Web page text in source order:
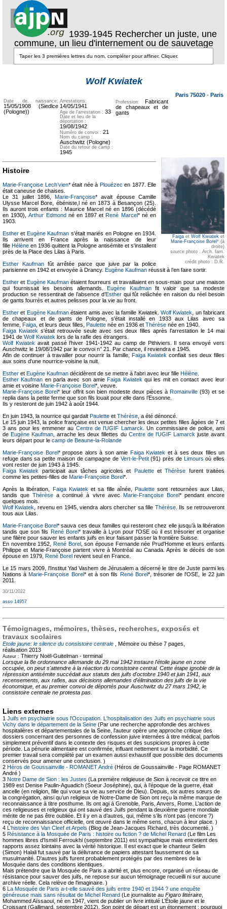
1939-1945 Rechercher un juste, une
commune, un lieu d'internement ou de sauvetage
Wolf Kwiatek
Paris 75020 - Paris
Date de naissance:
15/05/1908 (Siedlce
(Pologne))
Arrestations:
14/05/1941
Age de l'arrestation : 33
Date et lieu de la
déportation :
19/08/1942
Numéro de convoi : 21
Nom du camp :
Auschwitz (Pologne)
Date du retour de camp :
1945
Profession: Fabricant
de chapeaux et de
gants
Faiga et Wolf Kwiatek et
Marie-Françoise Borel * (à
droite)
source photo : Arch. fam.
Kwiatek
crédit photo : D.R.
Histoire
Marie-Françoise Lech’vien* était née à Plouézec en 1877. Elle
était caneuse de chaises.
Le 31 juillet 1896,Marie-Françoise* avait épouse Camille
Ulysse Marcel Bore, ébéniste,l né en 1873 à Besançon (25).
Ils auront trois enfants : Maurice Marcel né en 1896 (décédé
en 1930),Arthur Edmondné en 1897 etRené Marcel* né en
1903.
Esther et Eugène Kaufman s'était mariés en Pologne en 1934.
Ils arrivent en France après la naissance de leur
filleHélène en 1936 quittent la Pologne antisémite et s'installent
près de la Place des Lilas à Paris.
Esther Kaufmanfût arrêtée parce que juive par la police
parisienne en 1942 et envoyée à Drancy. Eugène Kaufman réussit à l’en faire sortir.
Esther et Eugène Kaufmanétaient fourreurs et travaillaient en sous-main pour une maison
qui fournissait les besoins allemands.Eugène Kaufmanfit valoir que sa modeste
production se ressentirait de l’absence d’Estherqui fût relâchée en raison du réel besoin
de gants fourrés et autres pelisses pour la vie au front.
Esther et Eugène Kaufmanétaient amis avec la famille Kwiatek.Wolf Kwiatek
, un fabricant
de chapeaux et de gants de Pologne, s'était installé en 1933 aux Lilas avec sa
femme, Faiga , et leurs deux filles, Paulette née en 1936 et Thérèse née en 1940.
Faiga Kwiatek s'était retrouvée seule avec ses deux filles après l'arrestation le 14 mai
1941 de Wolf Kwiatek lors de la rafle des étrangers.
Wolf Kwiatek avait passé l’hiver 1941-1942 au camp de Pithiviers. Il sera envoyé vers
Auschwitz le 19/08/1942 par le convoi n° 21. Par chance, il reviendra e 1945.
Afin de continuer à travailler pour nourrir la famille, Faiga Kwiatek confiait ses deux filles
aux soins d'une nourrice-voisine la nuit.
Esther et Eugène Kaufman décidèrent de se mettre à l'abri avec leur fille Hélène
Esther Kaufman en parla avec son amieFaiga Kwiatek qui les mit en contact avec leur
amie et voisine Marie-Françoise Borel*, veuve.
Marie-Françoise Borel* leur offrit son bien modeste deux pièces à Romainville (93) et se
replia dans la petite ferme que son fils louait pour elle dans l’Essonne.
Ils y resteront de juin 1942 à août 1944.
En juin 1943, la nourrice qui gardait Paulette et Thérèse , a été dénoncé.
Le 15 juin 1943, la police française est venue chercher les deux petites filles âgées de 7 et
3 ans pour les emmener au Centre de l'UGIF Lamarck . Un commissaire de police, ami
deEugène Kaufman , arrache les deux fillettes du Centre de l'UGIF Lamarck juste avant
leurs départ pour le camp de Beaune-la-Rolande
Marie-Françoise Borel* propose alors à son amie Faiga Kwiatek et à ses deux filles un
refuge dans sa petite maison de campagne de Vert-le-Petit(91) près de Limours où elles
vont rester de juin 1943 à 1945.
Faiga Kwiatek
participait aux tâches agricoles et PauletteetThérèse furent traitées
comme les petites-filles de Marie-Françoise Borel*.
Après la libération, Faiga Kwiatek et sa fille aînée,Paulette sont retournées aux Lilas,
tandis queThérèse a continué à vivre avec Marie-Françoise Borel* pendant encore
quelques mois.
Wolf Kwiatek
, revenu en 1945, viendra alors chercher sa fille Thérèse. Ils se retrouveront
tous aux Lilas.
Marie-Françoise Borel* sauva ces deux familles qui resteront chez elle jusqu’à la libération
tandis que son fils René Borel* travaille à Lyon pour l'OSE où il est trésorier et organise
une filière pour sauver les enfants juifs en leur faisant passer la frontière Suisse.
En novembre 1952, René Borel, son épouse Fernande née Prud'Homme et leurs enfants
Philippe et Marie-Françoise partent vivre à Montréal au Canada. Après le décès de son
épouse en 1979, René Borel revient seul en France.
Le 15 mars 2009, l'Institut Yad Vashem de Jérusalem a décerné le titre de Juste parmi les
Nations àMarie-Françoise Borel* et à son fils René Borel*, trésorier de l'OSE, le 22 juin
2011.
30/11/2022
asso 14957
Témoignages, mémoires, thèses, recherches, exposés et
travaux scolaires
Etoile jaune: le silence du consistoire centrale , Mémoire ou thèse 7 pages,
réalisation 2013
Auteur : Thierry Noël-Guitelman - terminal
Lorsque la 8e ordonnance allemande du 29 mai 1942 instaure l'étoile jaune en zone
occupée, on peut s'attendre à la réaction du consistoire central. Cette étape ignoble de la
répression antisémite succédait aux statuts des juifs d'octobre 1940 et juin 1941, aux
recensements, aux rafles, aux décisions allemandes d'élimination des juifs de la vie
économique, et au premier convoi de déportés pour Auschwitz du 27 mars 1942, le
consistoire centrale ne protesta pas.
Liens externes
1 Juifs en psychiatrie sous l'Occupation. L'hospitalisation des Juifs en psychiatrie sous
Vichy dans le département de la Seine (Par une recherche approfondie des archives
hospitalières et départementales de la Seine, l'auteur opère une approche critique des
dossiers concernant des personnes de confession juive internées à titre médical, parfois
simplement préventif dans le contexte des risques et des suspicions propres à cette
période. La pénurie alimentaire est confirmée, influant nettement sur la morbidité. Ce
premier travail sera complété par un examen aussi exhaustif que possible des documents
conservés pour amener une conclusion. )
2 Héros de Goussainville - ROMANET André (Héros de Goussainville - Page ROMANET
André )
3 Notre Dame de Sion : les Justes (La première religieuse de Sion à recevoir ce titre en
1989 est Denise Paulin-Aguadich (Soeur Joséphine), qui, à l’époque de la guerre, était
ancelle (en religion, fille qui voue sa vie au service de Dieu). Depuis, six autres sœurs de
la congrégation, ainsi qu’un religieux de Notre-Dame de Sion ont reçu la même marque de
reconnaissance à titre posthume. Ils ont agi à Grenoble, Paris, Anvers, Rome. L’action de
ces religieuses et religieux qui ont sauvé des Juifs pendant la deuxième guerre mondiale
mérite de ne pas être oubliée. Et il y en a d’autres, qui, même s’ils n’ont pas (encore ?)
reçu de reconnaissance officielle, ont œuvré dans le même sens, chacun à leur place. )
4 L'histoire des Van Cleef et Arpels (Blog de Jean-Jacques Richard, très documenté. )
5 Résistance à la Mosquée de Paris : histoire ou fiction ? de Michel Renard (Le film Les
hommes libres d'Ismël Ferroukhi (septembre 2011) est sympathique mais entretient des
rapports assez lointains avec la vérité historique. Il est exact que le chanteur Selim
(Simon) Halali fut sauvé par la délivrance de papiers attestant faussement de sa
musulmanité. D'autres juifs furent probablement protégés par des membres de la
Mosquée dans des conditions identiques.
Mais prétendre que la Mosquée de Paris a abrité et, plus encore, organisé un réseau de
résistance pour sauver des juifs, ne repose sur aucun témoignage recueilli ni sur aucune
archive réelle. Cela relève de l'imaginaire. )
6 La Mosquée de Paris a-t-elle sauvé des juifs entre 1940 et 1944 ? une enquête
généreuse mais sans résultat de Michel Renard (Le journaliste au Figaro littéraire
Mohammed Aïssaoui, né en 1947, vient de publier un livre intitulé L’Étoile jaune et le
Croissant (Gallimard, septembre 2012). Son point de départ est un étonnement : pourquoi